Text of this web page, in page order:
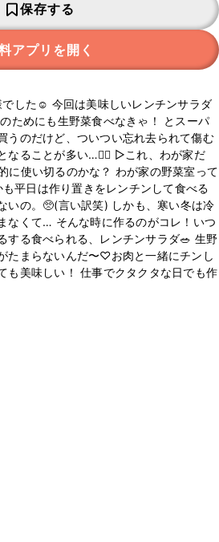
保存する
アプリを開く
した☺️ 今回は美味しいレンチンサラダ
ためにも生野菜食べなきゃ！ とスーパ
うのだけど、ついつい忘れ去られて傷む
なることが多い…😵‍💫 ▷これ、わが家だ
に使い切るのかな？ わが家の野菜室って
平日は作り置きをレンチンして食べる
いの。🥺(言い訳笑) しかも、寒い冬は冷
なくて… そんな時に作るのがコレ！いつ
する食べられる、レンチンサラダ🥗 生野
たまらないんだ〜♡お肉と一緒にチンし
も美味しい！ 仕事でクタクタな日でも作